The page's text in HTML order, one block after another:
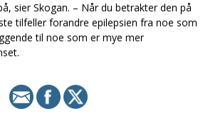
sier Skogan. – Når du betrakter den på
tilfeller forandre epilepsien fra noe som
til noe som er mye mer